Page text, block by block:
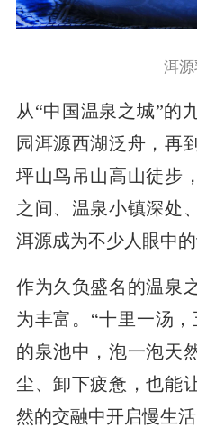
洱源
从“中国温泉之城”的
园洱源西湖泛舟，再
坪山鸟吊山高山徒步
之间、温泉小镇深处
洱源成为不少人眼中的
作为久负盛名的温泉
为丰富。“十里一汤
的泉池中，泡一泡天
尘、卸下疲惫，也能
然的交融中开启慢生